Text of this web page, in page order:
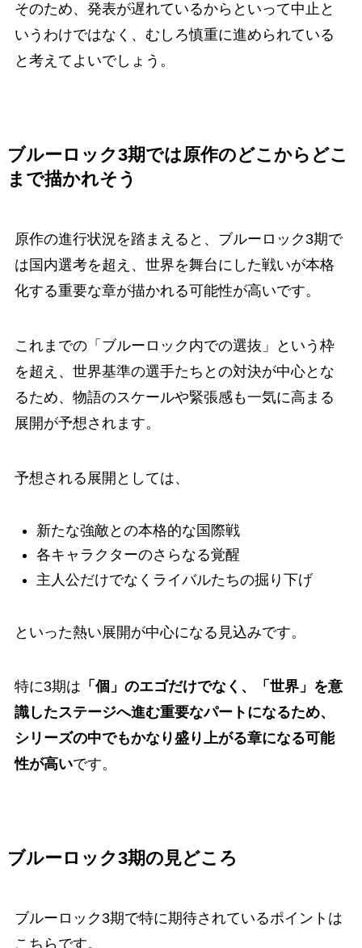
そのため、発表が遅れているからといって中止と
いうわけではなく、むしろ慎重に進められている
と考えてよいでしょう。
ブルーロック3期では原作のどこからどこ
まで描かれそう
原作の進行状況を踏まえると、ブルーロック3期で
は国内選考を超え、世界を舞台にした戦いが本格
化する重要な章が描かれる可能性が高いです。
これまでの「ブルーロック内での選抜」という枠
を超え、世界基準の選手たちとの対決が中心とな
るため、物語のスケールや緊張感も一気に高まる
展開が予想されます。
予想される展開としては、
新たな強敵との本格的な国際戦
各キャラクターのさらなる覚醒
主人公だけでなくライバルたちの掘り下げ
といった熱い展開が中心になる見込みです。
特に3期は 「個」のエゴだけでなく、「世界」を意
識したステージへ進む重要なパートになるため、
シリーズの中でもかなり盛り上がる章になる可能
性が高いです。
ブルーロック3期の見どころ
ブルーロック3期で特に期待されているポイントは
こちらです。